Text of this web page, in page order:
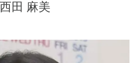
西田 麻美